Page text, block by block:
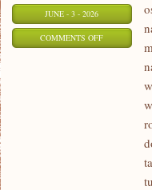
JUNE - 3 - 2026
COMMENTS OFFON